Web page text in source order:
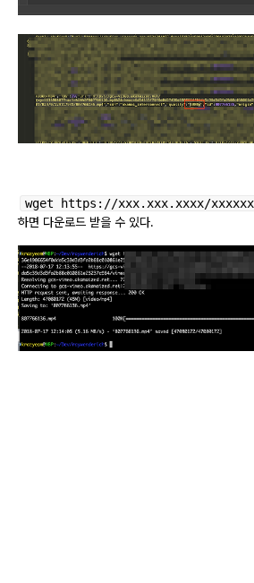
wget https://xxx.xxx.xxxx/
하면 다운로드 받을 수 있다.